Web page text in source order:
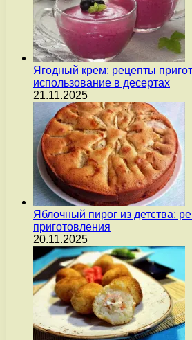
Ягодный крем: рецепты
использование в десертах
21.11.2025
Яблочный пирог из детства:
приготовления
20.11.2025